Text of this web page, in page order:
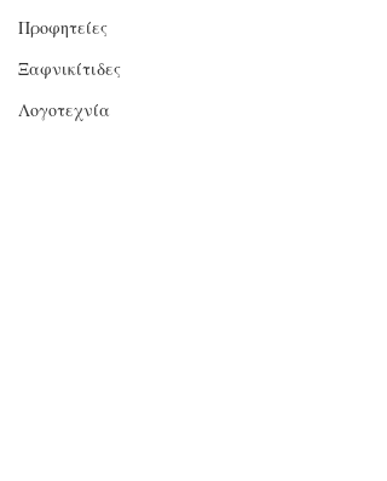
Προφητείες
Ξαφνικίτιδες
Λογοτεχνία